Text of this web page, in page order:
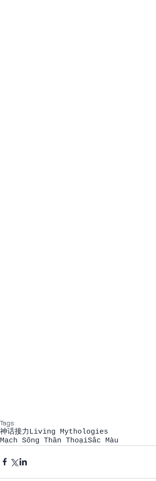
Tags:
神话接力Living Mythologies
Mạch Sống Thần ThoạiSắc Màu